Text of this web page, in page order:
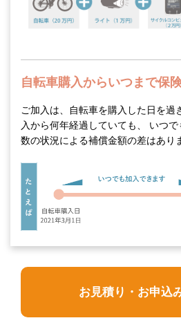
自転車購入からいつまで保
ご加入は、自転車を購入した日を過
入から何年経過していても、 いつ
数の状況による補償金額の差はあり
お見積り・お申込